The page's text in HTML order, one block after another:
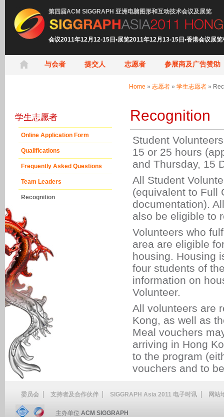
第四届ACM SIGGRAPH 亚洲电脑图形和互动技术会议及展览
会议2011年12月12-15日•展览2011年12月13-15日•香港会议展览
与会者 提交人 志愿者 参展商及广告赞助
Home » 志愿者 » 学生志愿者 »
学生志愿者
Online Application Form
Qualifications
Frequently Asked Questions
Team Leaders
Recognition
Recognition
Student
15 or 25 hours
and Thursday, 15
All Student
(equivalent to Full
documentation).
also be eligible to
Volunteers who
area are eligible
housing. Housing
four students of
information on
Volunteer.
All volunteers are
Kong, as well as
Meal vouchers
arriving in Hong
to the program
vouchers and to
委员会 支持者及合作伙伴 SIGGRAPH Asia 2011 电子时讯 网站
主办单位 ACM SIGGRAPH